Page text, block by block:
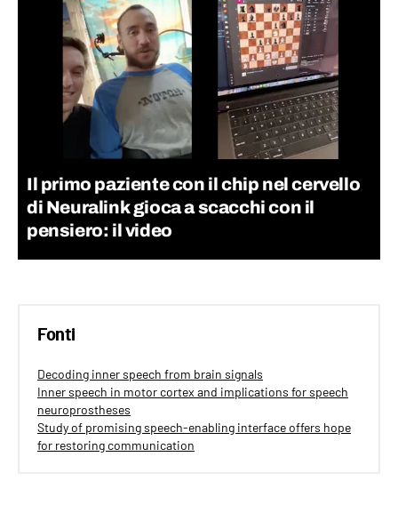
Il primo paziente con il chip nel cervello
di Neuralink gioca a scacchi con il
pensiero: il video
Fonti
Decoding inner speech from brain signals
Inner speech in motor cortex and implications for speech
neuroprostheses
Study of promising speech-enabling interface offers hope
for restoring communication